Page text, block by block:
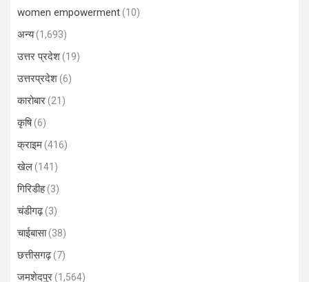
women empowerment(10)
अन्य(1,693)
उत्तर प्रदेश(19)
उत्तरप्रदेश(6)
कारोबार(21)
कृषि(6)
क्राइम(416)
खेल(141)
गिरिडीह(3)
चंडीगढ़(3)
चाईबासा(38)
छत्तीसगढ़(7)
जमशेदपुर(1,564)